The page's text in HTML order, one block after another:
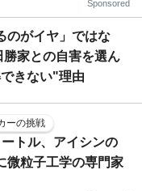
Sponsored
のがイヤ」ではな
勝家との自害を選ん
きない"理由
ーの挑戦
トル、アイシンの
微粒子工学の専門家